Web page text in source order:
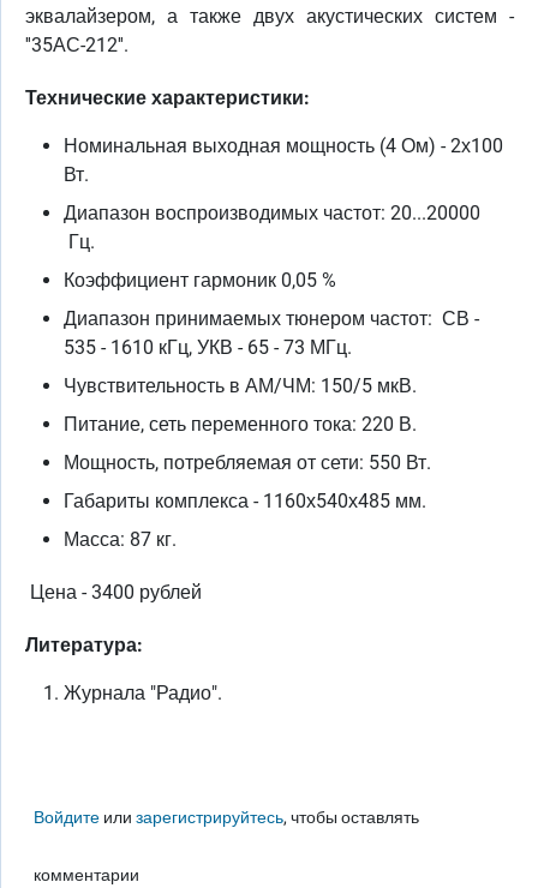
эквалайзером, а также двух акустических систем -
''35АС-212''.
Технические характеристики:
Номинальная выходная мощность (4 Ом) - 2х100
Вт.
Диапазон воспроизводимых частот: 20...20000
Гц.
Коэффициент гармоник 0,05 %
Диапазон принимаемых тюнером частот: СВ -
535 - 1610 кГц, УКВ - 65 - 73 МГц.
Чувствительность в АМ/ЧМ: 150/5 мкВ.
Питание, сеть переменного тока: 220 В.
Мощность, потребляемая от сети: 550 Вт.
Габариты комплекса - 1160х540х485 мм.
Масса: 87 кг.
Цена - 3400 рублей
Литература:
Журнала "Радио".
Войдите илизарегистрируйтесь, чтобы оставлять
комментарии